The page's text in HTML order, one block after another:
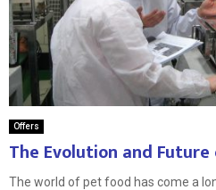
Offers
The Evolution and
The world of pet food has come a